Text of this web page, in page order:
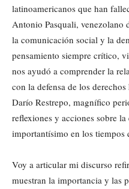
latinoamericanos que han
Antonio Pasquali, venezolano
la comunicación social y la
pensamiento siempre crítico,
nos ayudó a comprender la
con la defensa de los
Darío Restrepo, magnífico
reflexiones y acciones sobre
importantísimo en los tiempos
Voy a articular mi discurso
muestran la importancia y las